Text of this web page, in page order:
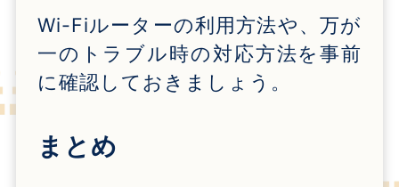
Wi-Fiルーターの利用方法や、万が
一のトラブル時の対応方法を事前
に確認しておきましょう。
まとめ